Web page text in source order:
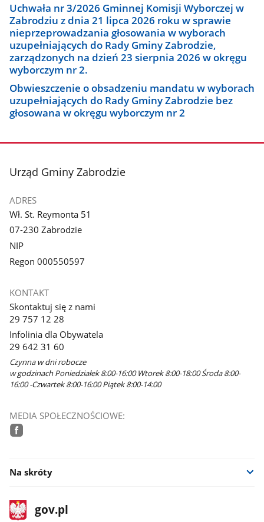
Uchwała nr 3/2026 Gminnej Komisji Wyborczej w
Zabrodziu z dnia 21 lipca 2026 roku w sprawie
nieprzeprowadzania głosowania w wyborach
uzupełniających do Rady Gminy Zabrodzie,
zarządzonych na dzień 23 sierpnia 2026 w okręgu
wyborczym nr 2.
Obwieszczenie o obsadzeniu mandatu w wyborach
uzupełniających do Rady Gminy Zabrodzie bez
głosowana w okręgu wyborczym nr 2
stopka
Urząd Gminy Zabrodzie
ADRES
Wł. St. Reymonta 51
07-230 Zabrodzie
NIP
Regon 000550597
KONTAKT
Skontaktuj się z nami
29 757 12 28
Infolinia dla Obywatela
29 642 31 60
Czynna w dni robocze
w godzinach Poniedziałek 8:00-16:00 Wtorek 8:00-18:00 Środa 8:00-
16:00 -Czwartek 8:00-16:00 Piątek 8:00-14:00
MEDIA SPOŁECZNOŚCIOWE:
Na skróty
stopka
gov.plStrona
gov.pl